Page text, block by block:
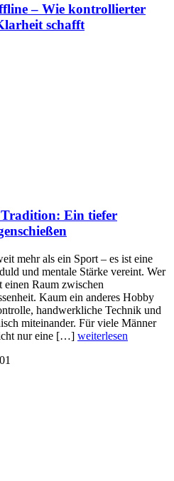
– Wie kontrollierter
schafft
Ein tiefer
mehr als ein Sport – es ist eine
und mentale Stärke vereint. Wer
einen Raum zwischen
Kaum ein anderes Hobby
handwerkliche Technik und
miteinander. Für viele Männer
nur eine […] weiterlesen